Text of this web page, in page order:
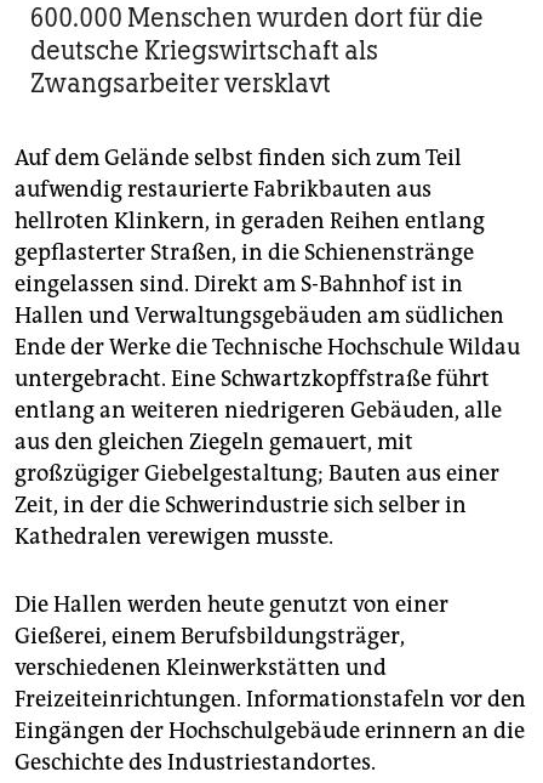
600.000 Menschen wurden dort für die
deutsche Kriegswirtschaft als
Zwangsarbeiter versklavt
Auf dem Gelände selbst finden sich zum Teil
aufwendig restaurierte Fabrikbauten aus
hellroten Klinkern, in geraden Reihen entlang
gepflasterter Straßen, in die Schienenstränge
eingelassen sind. Direkt am S-Bahnhof ist in
Hallen und Verwaltungsgebäuden am südlichen
Ende der Werke die Technische Hochschule Wildau
untergebracht. Eine Schwartz­kopffstraße führt
entlang an weiteren niedrigeren Gebäuden, alle
aus den gleichen Ziegeln gemauert, mit
großzügiger Giebelgestaltung; Bauten aus einer
Zeit, in der die Schwerindus­trie sich selber in
Kathedralen verewigen musste.
Die Hallen werden heute genutzt von einer
Gießerei, einem Berufsbildungsträger,
verschiedenen Kleinwerkstätten und
Freizeiteinrichtungen. Informationstafeln vor den
Eingängen der Hochschulgebäude erinnern an die
Geschichte des Industriestandortes.